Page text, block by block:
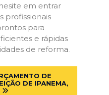
em entrar
profissionais
para
e rápidas
de reforma.
DE
DE IPANEMA,